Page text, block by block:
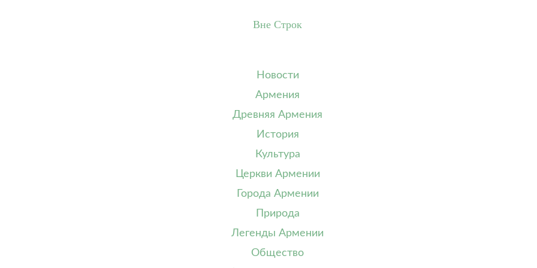
Вне Строк
Новости
Армения
Древняя Армения
История
Культура
Церкви Армении
Города Армении
Природа
Легенды Армении
Общество